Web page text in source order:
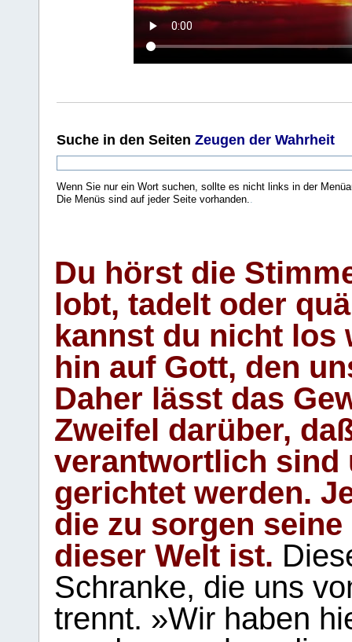
Suche in den Seiten Zeugen der Wahrheit
Wenn Sie nur ein Wort suchen, sollte es nicht links in der
Die Menüs sind auf jeder Seite vorhanden..
Du hörst die
lobt, tadelt oder
kannst du nicht los
hin auf Gott, den
Daher lässt das
Zweifel darüber,
verantwortlich sind
gerichtet werden.
die zu sorgen
dieser Welt ist.
Schranke, die uns
trennt. »Wir haben